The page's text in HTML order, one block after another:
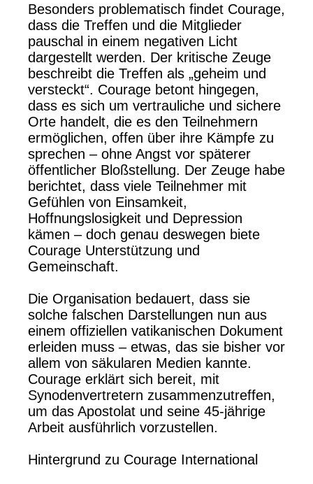
Besonders problematisch findet Courage,
dass die Treffen und die Mitglieder
pauschal in einem negativen Licht
dargestellt werden. Der kritische Zeuge
beschreibt die Treffen als „geheim und
versteckt“. Courage betont hingegen,
dass es sich um vertrauliche und sichere
Orte handelt, die es den Teilnehmern
ermöglichen, offen über ihre Kämpfe zu
sprechen – ohne Angst vor späterer
öffentlicher Bloßstellung. Der Zeuge habe
berichtet, dass viele Teilnehmer mit
Gefühlen von Einsamkeit,
Hoffnungslosigkeit und Depression
kämen – doch genau deswegen biete
Courage Unterstützung und
Gemeinschaft.
Die Organisation bedauert, dass sie
solche falschen Darstellungen nun aus
einem offiziellen vatikanischen Dokument
erleiden muss – etwas, das sie bisher vor
allem von säkularen Medien kannte.
Courage erklärt sich bereit, mit
Synodenvertretern zusammenzutreffen,
um das Apostolat und seine 45-jährige
Arbeit ausführlich vorzustellen.
Hintergrund zu Courage International